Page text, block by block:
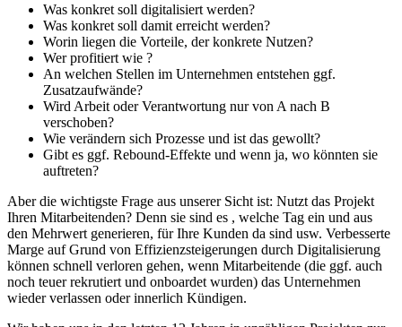
Was konkret soll digitalisiert werden?
Was konkret soll damit erreicht werden?
Worin liegen die Vorteile, der konkrete Nutzen?
Wer profitiert wie ?
An welchen Stellen im Unternehmen entstehen ggf.
Zusatzaufwände?
Wird Arbeit oder Verantwortung nur von A nach B
verschoben?
Wie verändern sich Prozesse und ist das gewollt?
Gibt es ggf. Rebound-Effekte und wenn ja, wo könnten sie
auftreten?
Aber die wichtigste Frage aus unserer Sicht ist: Nutzt das Projekt
Ihren Mitarbeitenden? Denn sie sind es , welche Tag ein und aus
den Mehrwert generieren, für Ihre Kunden da sind usw. Verbesserte
Marge auf Grund von Effizienzsteigerungen durch Digitalisierung
können schnell verloren gehen, wenn Mitarbeitende (die ggf. auch
noch teuer rekrutiert und onboardet wurden) das Unternehmen
wieder verlassen oder innerlich Kündigen.